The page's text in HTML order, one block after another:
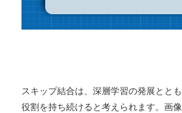
スキップ結合は、深層学習の発展とと
役割を持ち続けると考えられます。画